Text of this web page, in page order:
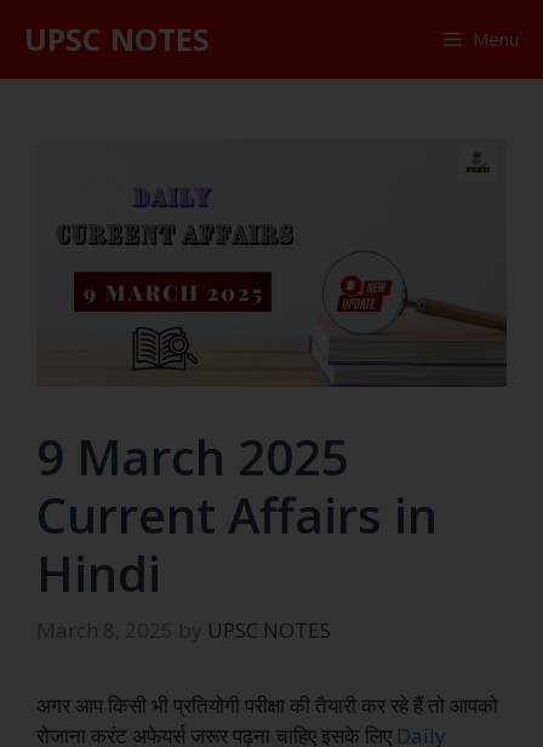
UPSC NOTES Menu
9 March 2025
Current Affairs in
Hindi
March 8, 2025 by UPSC NOTES
अगर आप किसी भी प्रतियोगी परीक्षा की तैयारी कर रहे हैं तो आपको
रोजाना करंट अफेयर्स जरूर पढ़ना चाहिए इसके लिए Daily